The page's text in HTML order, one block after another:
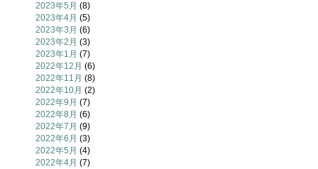
2023年5月 (8)
2023年4月 (5)
2023年3月 (6)
2023年2月 (3)
2023年1月 (7)
2022年12月 (6)
2022年11月 (8)
2022年10月 (2)
2022年9月 (7)
2022年8月 (6)
2022年7月 (9)
2022年6月 (3)
2022年5月 (4)
2022年4月 (7)